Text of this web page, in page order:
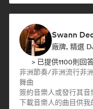
Swann
廠牌, 精選
> 已提供1100則回
非洲節奏/非洲流行非
舞曲
簽約音樂人或發行其音
下載音樂人的曲目供我